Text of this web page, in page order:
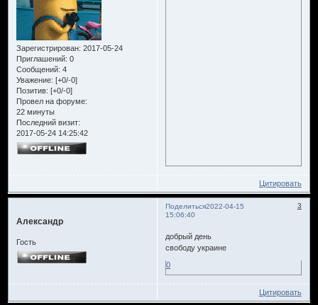
Зарегистрирован: 2017-05-24
Приглашений: 0
Сообщений: 4
Уважение: [+0/-0]
Позитив: [+0/-0]
Провел на форуме:
22 минуты
Последний визит:
2017-05-24 14:25:42
Цитировать
Поделиться 3
2022-04-15
15:06:40
Александр
Гость
добрый день
свободу украине
0
Цитировать